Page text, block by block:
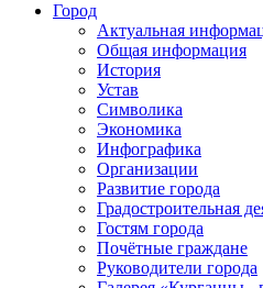
Город
Актуальная
Общая информация
История
Устав
Символика
Экономика
Инфографика
Организации
Развитие города
Градостроительная
Гостям города
Почётные граждане
Руководители города